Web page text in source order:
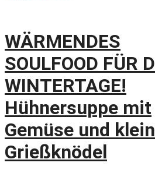
WÄRMENDES
SOULFOOD FÜR
WINTERTAGE!
Hühnersuppe mit
Gemüse und
Grießknödel